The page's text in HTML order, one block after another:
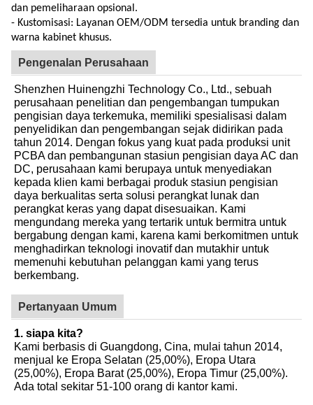
dan pemeliharaan opsional.
- Kustomisasi: Layanan OEM/ODM tersedia untuk branding dan
warna kabinet khusus.
Pengenalan Perusahaan
Shenzhen Huinengzhi Technology Co., Ltd., sebuah
perusahaan penelitian dan pengembangan tumpukan
pengisian daya terkemuka, memiliki spesialisasi dalam
penyelidikan dan pengembangan sejak didirikan pada
tahun 2014. Dengan fokus yang kuat pada produksi unit
PCBA dan pembangunan stasiun pengisian daya AC dan
DC, perusahaan kami berupaya untuk menyediakan
kepada klien kami berbagai produk stasiun pengisian
daya berkualitas serta solusi perangkat lunak dan
perangkat keras yang dapat disesuaikan. Kami
mengundang mereka yang tertarik untuk bermitra untuk
bergabung dengan kami, karena kami berkomitmen untuk
menghadirkan teknologi inovatif dan mutakhir untuk
memenuhi kebutuhan pelanggan kami yang terus
berkembang.
Pertanyaan Umum
1. siapa kita?
Kami berbasis di Guangdong, Cina, mulai tahun 2014,
menjual ke Eropa Selatan (25,00%), Eropa Utara
(25,00%), Eropa Barat (25,00%), Eropa Timur (25,00%).
Ada total sekitar 51-100 orang di kantor kami.